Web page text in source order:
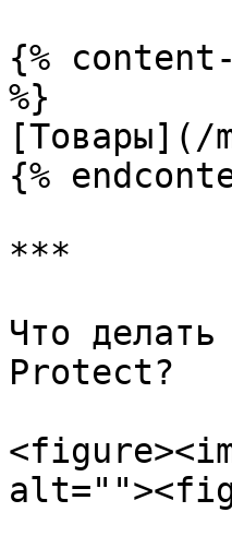
{%
%}
[Товары](/
{%
***
Что
Protect?